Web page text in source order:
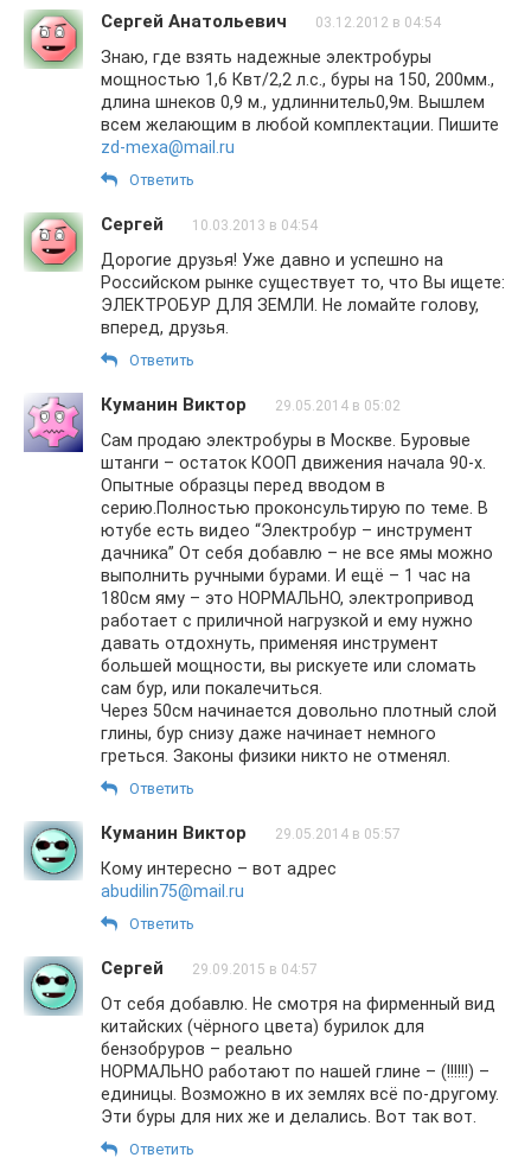
Сергей Анатольевич 03.12.2012 в 04:54
Знаю, где взять надежные электробуры
мощностью 1,6 Квт/2,2 л.с., буры на 150, 200мм.,
длина шнеков 0,9 м., удлиннитель0,9м. Вышлем
всем желающим в любой комплектации. Пишите
zd-mexa@mail.ru
Ответить
Сергей 10.03.2013 в 04:54
Дорогие друзья! Уже давно и успешно на
Российском рынке существует то, что Вы ищете:
ЭЛЕКТРОБУР ДЛЯ ЗЕМЛИ. Не ломайте голову,
вперед, друзья.
Ответить
Куманин Виктор 29.05.2014 в 05:02
Сам продаю электробуры в Москве. Буровые
штанги – остаток КООП движения начала 90-х.
Опытные образцы перед вводом в
серию.Полностью проконсультирую по теме. В
ютубе есть видео “Электробур – инструмент
дачника” От себя добавлю – не все ямы можно
выполнить ручными бурами. И ещё – 1 час на
180см яму – это НОРМАЛЬНО, электропривод
работает с приличной нагрузкой и ему нужно
давать отдохнуть, применяя инструмент
большей мощности, вы рискуете или сломать
сам бур, или покалечиться.
Через 50см начинается довольно плотный слой
глины, бур снизу даже начинает немного
греться. Законы физики никто не отменял.
Ответить
Куманин Виктор 29.05.2014 в 05:57
Кому интересно – вот адрес
abudilin75@mail.ru
Ответить
Сергей 29.09.2015 в 04:57
От себя добавлю. Не смотря на фирменный вид
китайских (чёрного цвета) бурилок для
бензобруров – реально
НОРМАЛЬНО работают по нашей глине – (!!!!!!) –
единицы. Возможно в их землях всё по-другому.
Эти буры для них же и делались. Вот так вот.
Ответить